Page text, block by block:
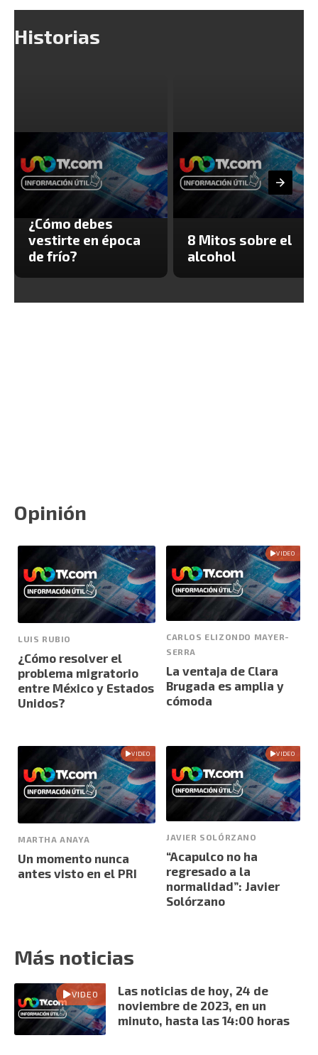
Historias
¿Cómo debes
vestirte en época
de frío?
8 Mitos sobre el
alcohol
Opinión
LUIS RUBIO
¿Cómo resolver el
problema migratorio
entre México y Estados
Unidos?
VIDEO
CARLOS ELIZONDO MAYER-
SERRA
La ventaja de Clara
Brugada es amplia y
cómoda
VIDEO
MARTHA ANAYA
Un momento nunca
antes visto en el PRI
VIDEO
JAVIER SOLÓRZANO
“Acapulco no ha
regresado a la
normalidad”: Javier
Solórzano
Más noticias
VIDEO
Las noticias de hoy, 24 de
noviembre de 2023, en un
minuto, hasta las 14:00 horas